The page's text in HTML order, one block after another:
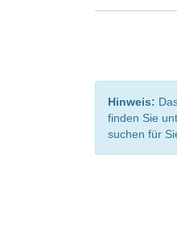
Hinweis:
finden Sie
suchen für